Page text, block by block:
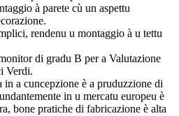
à parete cù un aspettu
rendenu u montaggio à u tettu
di gradu B per a Valutazione
Verdi.
in a cuncepzione è a pruduzzione di
in u mercatu europeu è
bone pratiche di fabricazione è alta